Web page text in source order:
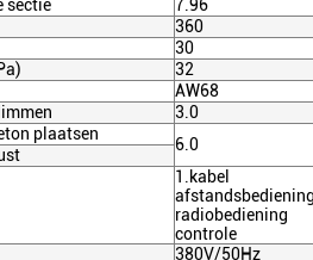
sectie
7.96
360
30
32
AW68
3.0
plaatsen
6.0
1.kabel
radiobediening
controle
380V/50Hz